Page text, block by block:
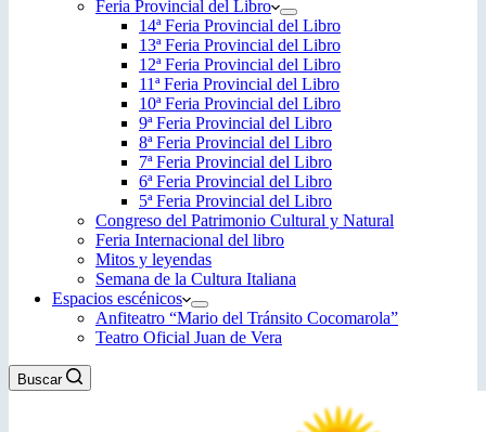
Feria Provincial del Libro
14ª Feria Provincial del Libro
13ª Feria Provincial del Libro
12ª Feria Provincial del Libro
11ª Feria Provincial del Libro
10ª Feria Provincial del Libro
9ª Feria Provincial del Libro
8ª Feria Provincial del Libro
7ª Feria Provincial del Libro
6ª Feria Provincial del Libro
5ª Feria Provincial del Libro
Congreso del Patrimonio Cultural y Natural
Feria Internacional del libro
Mitos y leyendas
Semana de la Cultura Italiana
Espacios escénicos
Anfiteatro “Mario del Tránsito Cocomarola”
Teatro Oficial Juan de Vera
Buscar